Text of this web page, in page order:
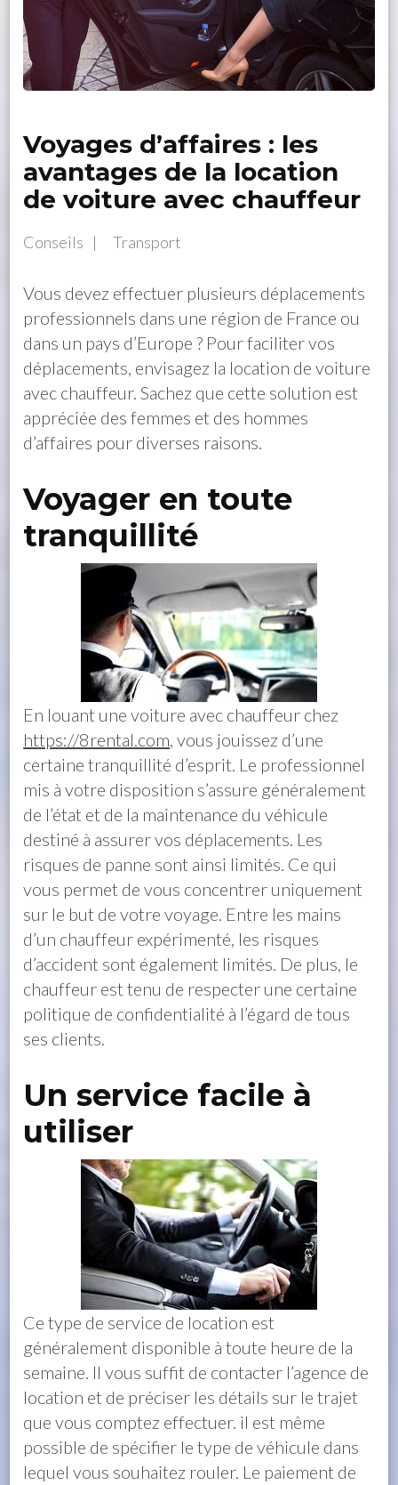
Voyages d’affaires : les
avantages de la location
de voiture avec chauffeur
Conseils Transport
Vous devez effectuer plusieurs déplacements
professionnels dans une région de France ou
dans un pays d’Europe ? Pour faciliter vos
déplacements, envisagez la location de voiture
avec chauffeur. Sachez que cette solution est
appréciée des femmes et des hommes
d’affaires pour diverses raisons.
Voyager en toute
tranquillité
En louant une voiture avec chauffeur chez
https://8rental.com, vous jouissez d’une
certaine tranquillité d’esprit. Le professionnel
mis à votre disposition s’assure généralement
de l’état et de la maintenance du véhicule
destiné à assurer vos déplacements. Les
risques de panne sont ainsi limités. Ce qui
vous permet de vous concentrer uniquement
sur le but de votre voyage. Entre les mains
d’un chauffeur expérimenté, les risques
d’accident sont également limités. De plus, le
chauffeur est tenu de respecter une certaine
politique de confidentialité à l’égard de tous
ses clients.
Un service facile à
utiliser
Ce type de service de location est
généralement disponible à toute heure de la
semaine. Il vous suffit de contacter l’agence de
location et de préciser les détails sur le trajet
que vous comptez effectuer. il est même
possible de spécifier le type de véhicule dans
lequel vous souhaitez rouler. Le paiement de